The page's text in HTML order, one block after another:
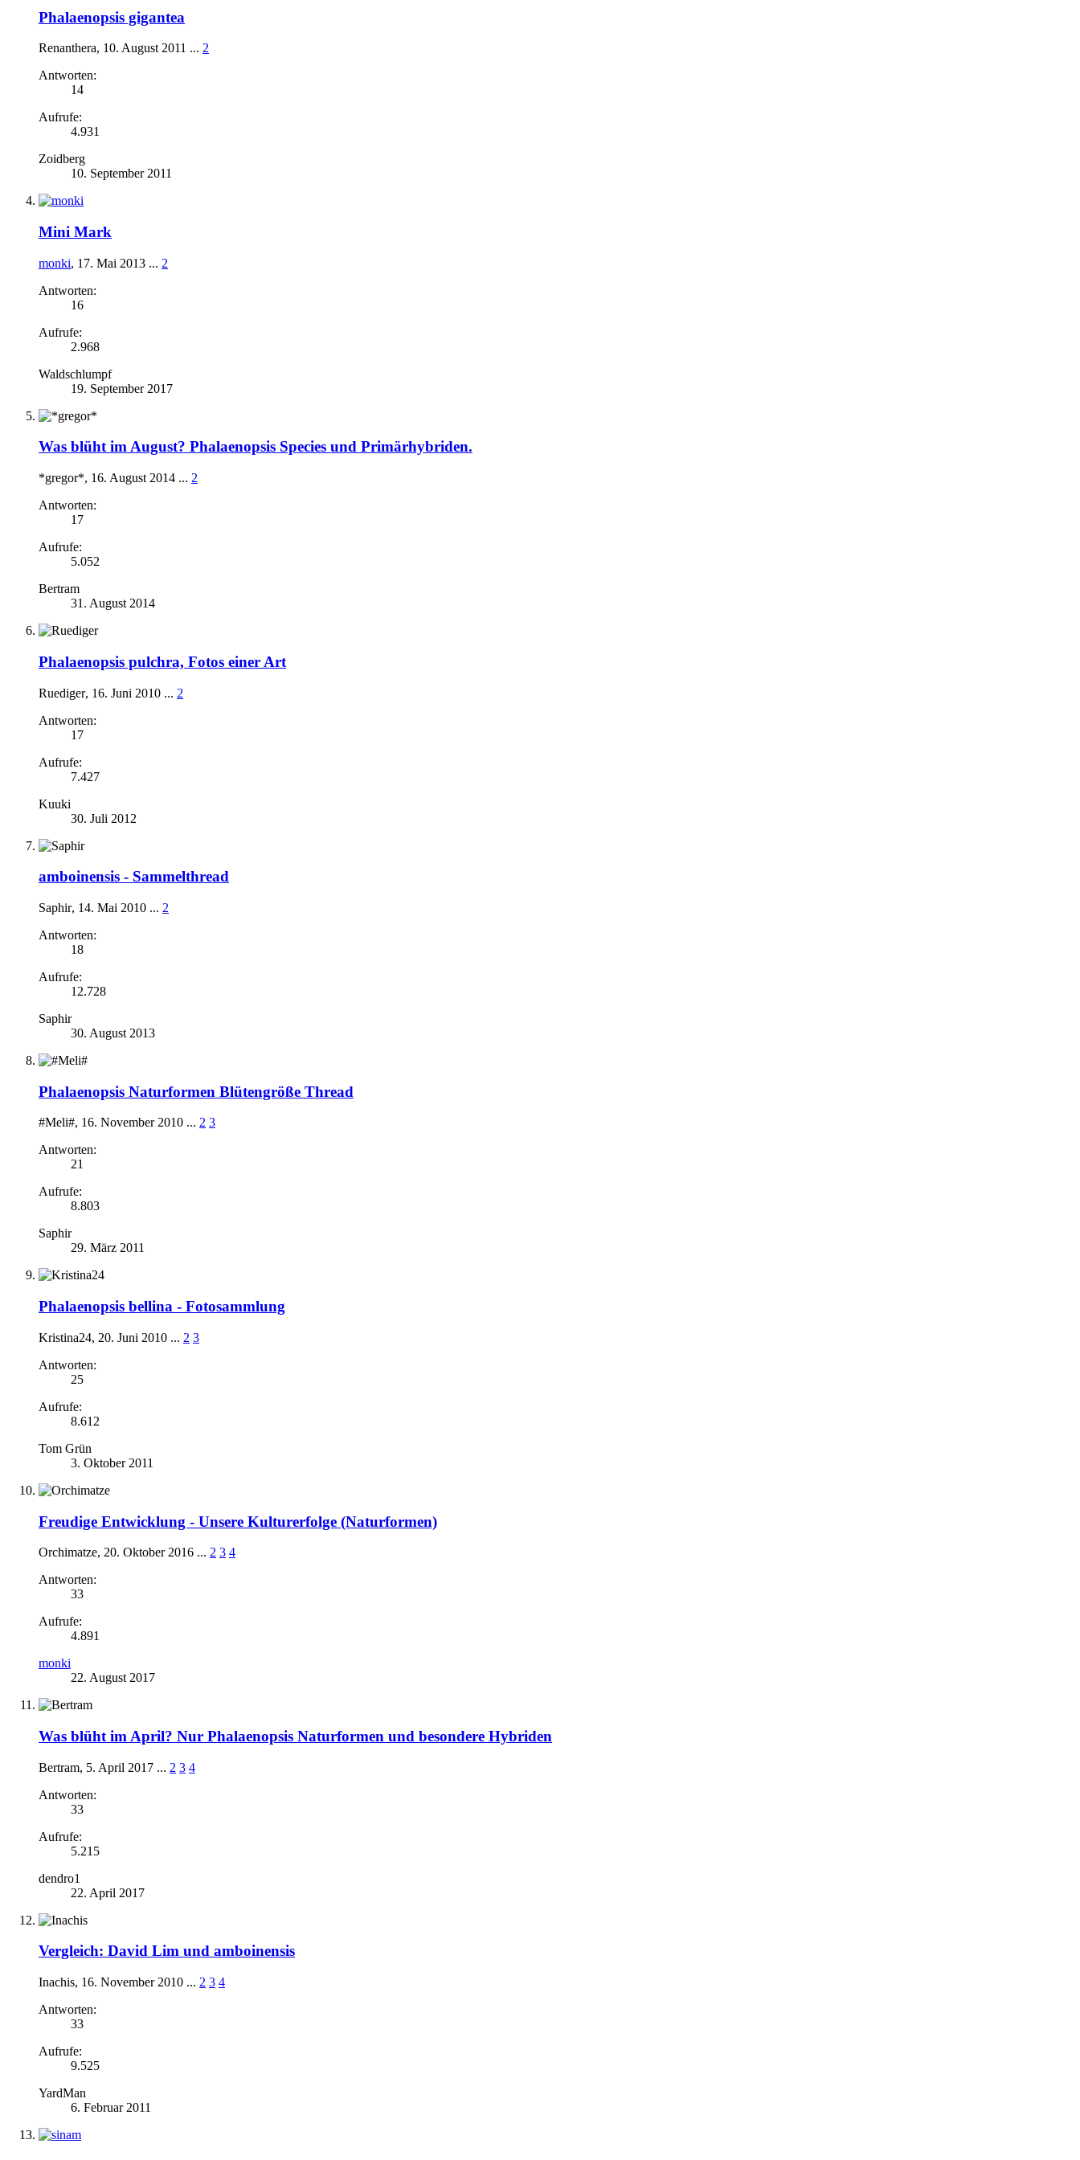
Phalaenopsis gigantea
Renanthera, 10. August 2011 ... 2
Antworten:
14
Aufrufe:
4.931
Zoidberg
10. September 2011
Mini Mark
monki, 17. Mai 2013 ... 2
Antworten:
16
Aufrufe:
2.968
Waldschlumpf
19. September 2017
Was blüht im August? Phalaenopsis Species und Primärhybriden.
*gregor*, 16. August 2014 ... 2
Antworten:
17
Aufrufe:
5.052
Bertram
31. August 2014
Phalaenopsis pulchra, Fotos einer Art
Ruediger, 16. Juni 2010 ... 2
Antworten:
17
Aufrufe:
7.427
Kuuki
30. Juli 2012
amboinensis - Sammelthread
Saphir, 14. Mai 2010 ... 2
Antworten:
18
Aufrufe:
12.728
Saphir
30. August 2013
Phalaenopsis Naturformen Blütengröße Thread
#Meli#, 16. November 2010 ... 2 3
Antworten:
21
Aufrufe:
8.803
Saphir
29. März 2011
Phalaenopsis bellina - Fotosammlung
Kristina24, 20. Juni 2010 ... 2 3
Antworten:
25
Aufrufe:
8.612
Tom Grün
3. Oktober 2011
Freudige Entwicklung - Unsere Kulturerfolge (Naturformen)
Orchimatze, 20. Oktober 2016 ... 2 3 4
Antworten:
33
Aufrufe:
4.891
monki
22. August 2017
Was blüht im April? Nur Phalaenopsis Naturformen und besondere Hybriden
Bertram, 5. April 2017 ... 2 3 4
Antworten:
33
Aufrufe:
5.215
dendro1
22. April 2017
Vergleich: David Lim und amboinensis
Inachis, 16. November 2010 ... 2 3 4
Antworten:
33
Aufrufe:
9.525
YardMan
6. Februar 2011